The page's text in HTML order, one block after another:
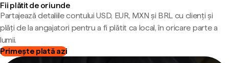
Fii plătit de oriunde
Partajează detaliile contului USD, EUR, MXN și BRL cu clienți și
plăți de la angajatori pentru a fi plătit ca local, în oricare parte a
lumii.
Primește plată azi